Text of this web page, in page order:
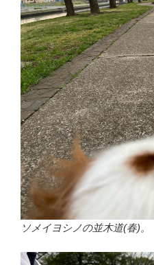
ソメイヨシノの並木道(春)。